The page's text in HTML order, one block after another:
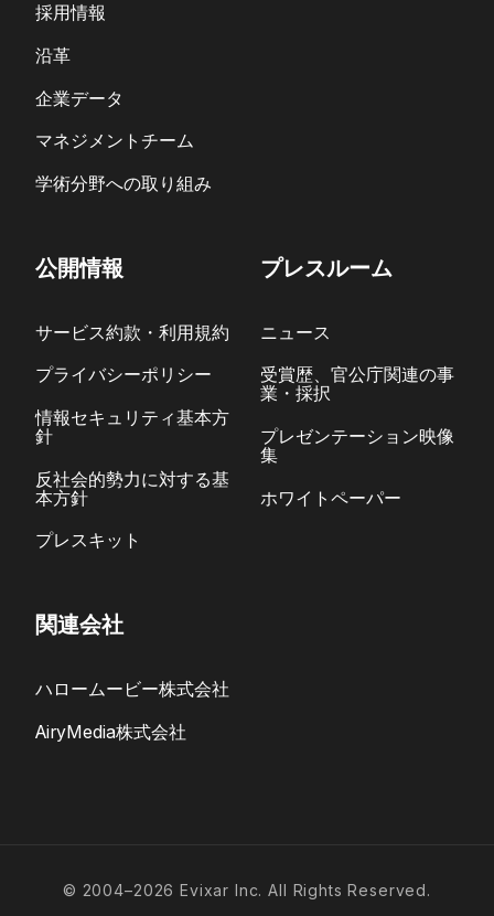
採用情報
沿革
企業データ
マネジメントチーム
学術分野への取り組み
公開情報
サービス約款・利用規約
プライバシーポリシー
情報セキュリティ基本方
針
反社会的勢力に対する基
本方針
プレスキット
プレスルーム
ニュース
受賞歴、官公庁関連の事
業・採択
プレゼンテーション映像
集
ホワイトペーパー
関連会社
ハロームービー株式会社
AiryMedia株式会社
© 2004–2026 Evixar Inc. All Rights Reserved.